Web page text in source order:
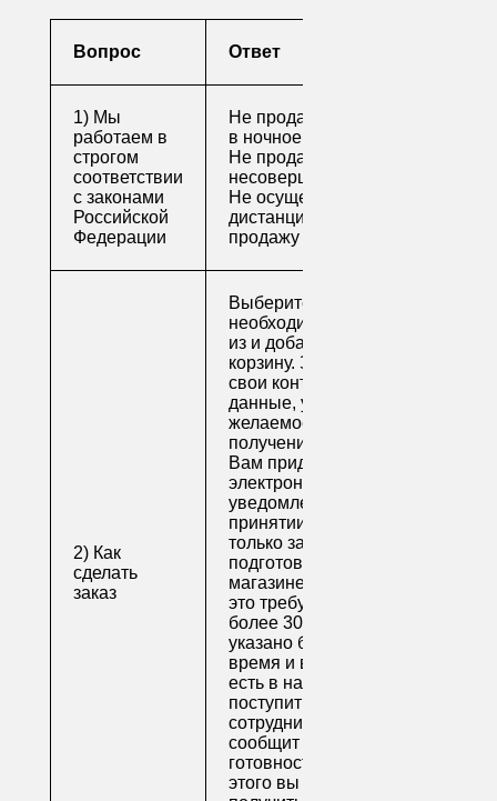
Вопрос Ответ
1) Мы
работаем в
строгом
соответствии
с законами
Российской
Федерации
Не продаем алкоголь
в ночное время
Не продаем алкоголь
несовершеннолетним
Не осуществляем
дистанционную
продажу
2) Как
сделать
заказ
Выберите
необходимые товары
из и добавьте их в
корзину. Заполните
свои контактные
данные, укажите
желаемое время
получения заказа.
Вам придет по
электронной почте
уведомление о
принятии заказа. Как
только заказ
подготовят в
магазине (обычно на
это требуется не
более 30 минут, если
указано ближайшее
время и весь товар
есть в наличии), вам
поступит письмо от
сотрудника, который
сообщит о
готовности. После
этого вы можете